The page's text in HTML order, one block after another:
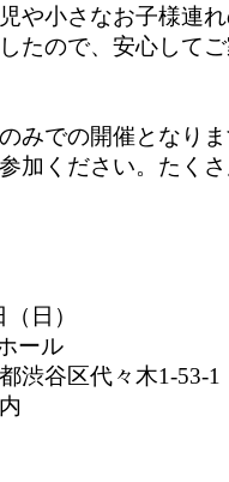
や小さなお子様連
たので、安心して
みでの開催となり
加ください。たく
日）
ール
渋谷区代々木1-53-1